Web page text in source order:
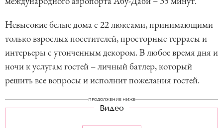
Невысокие белые дома с 22 люксами, принимающими
только взрослых посетителей, просторные террасы и
интерьеры с утонченным декором. В любое время дня и
ночи к услугам гостей – личный батлер, который
решить все вопросы и исполнит пожелания гостей.
ПРОДОЛЖЕНИЕ НИЖЕ
Видео